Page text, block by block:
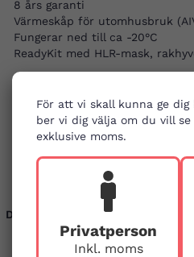
För att vi skall kunna ge dig
ber vi dig välja om du vill
exklusive moms.
Privatperson
Inkl. moms
8 års garanti
Värmeskåp för utomhusbruk
Fungerar ned till ca -20°C
ReadyKit med HLR-mask,
Användningsområde
Utomhusplacering för ökad
Arbetsplatser, skolor och
Industriella och mer krävande
Dokument:
Broschyr
Trygghetsförsäkring